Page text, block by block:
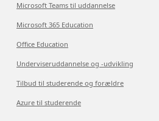
Microsoft Teams til uddannelse
Microsoft 365 Education
Office Education
Underviseruddannelse og -udvikling
Tilbud til studerende og forældre
Azure til studerende